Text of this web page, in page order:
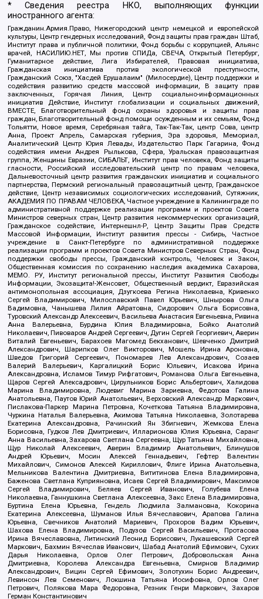
* Сведения реестра НКО, выполняющих функции
иностранного агента:
Гражданин.Армия.Право, Нижегородский центр немецкой и европейской
культуры, Центр гендерных исследований, Фонд защиты прав граждан Штаб,
Институт права и публичной политики, Фонд борьбы с коррупцией, Альянс
врачей, НАСИЛИЮ.НЕТ, Мы против СПИДа, СВЕЧА, Открытый Петербург,
Гуманитарное действие, Лига Избирателей, Правовая инициатива,
Гражданская инициатива против экологической преступности,
Гражданский Союз, "Хасдей Ерушалаим" (Милосердие), Центр поддержки и
содействия развитию средств массовой информации, В защиту прав
заключенных, Горячая Линия, Центр социально-информационных
инициатив Действие, Институт глобализации и социальных движений,
ВМЕСТЕ, Благотворительный фонд охраны здоровья и защиты прав
граждан, Благотворительный фонд помощи осужденным и их семьям, Фонд
Тольятти, Новое время, Серебряная тайга, Так-Так-Так, центр Сова, центр
Анна, Проект Апрель, Самарская губерния, Эра здоровья, Мемориал,
Аналитический Центр Юрия Левады, Издательство Парк Гагарина, Фонд
содействия имени Андрея Рылькова, Сфера, Уральская правозащитная
группа, Женщины Евразии, СИБАЛЬТ, Институт прав человека, Фонд защиты
гласности, Российский исследовательский центр по правам человека,
Дальневосточный центр развития гражданских инициатив и социального
партнерства, Пермский региональный правозащитный центр, Гражданское
действие, Центр независимых социологических исследований, Сутяжник,
АКАДЕМИЯ ПО ПРАВАМ ЧЕЛОВЕКА, Частное учреждение в Калининграде по
административной поддержке реализации программ и проектов Совета
Министров северных стран, Центр развития некоммерческих организаций,
Гражданское содействие, Интернешнл-Р, Центр Защиты Прав Средств
Массовой Информации, Институт развития прессы - Сибирь, Частное
учреждение в Санкт-Петербурге по административной поддержке
реализации программ и проектов Совета Министров Северных Стран, Фонд
поддержки свободы прессы, Гражданский контроль, Человек и Закон,
Общественная комиссия по сохранению наследия академика Сахарова,
МЕМО. РУ, Институт региональной прессы, Институт Развития Свободы
Информации, Экозащита!-Женсовет, Общественный вердикт, Евразийская
антимонопольная ассоциация, Дзугкоева Регина Николаевна, Кривенко
Сергей Владимирович, Милославский Павел Юрьевич, Шнырова Ольга
Вадимовна, Чанышева Лилия Айратовна, Сидорович Ольга Борисовна,
Туровский Александр Алексеевич, Васильева Анастасия Евгеньевна, Ривина
Анна Валерьевна, Бурдина Юлия Владимировна, Бойко Анатолий
Николаевич, Пивоваров Андрей Сергеевич, Дугин Сергей Георгиевич, Аверин
Виталий Евгеньевич, Барахоев Магомед Бекханович, Шевченко Дмитрий
Александрович, Шарипков Олег Викторович, Мошель Ирина Ароновна,
Шведов Григорий Сергеевич, Пономарев Лев Александрович, Созаев
Валерий Валерьевич, Каргалицкий Борис Юльевич, Исакова Ирина
Александровна, Исламов Тимур Рифгатович, Романова Ольга Евгеньевна,
Щаров Сергей Алексадрович, Цирульников Борис Альбертович, Халидова
Марина Владимировна, Людевиг Марина Зариевна, Федотова Галина
Анатольевна, Паутов Юрий Анатольевич, Верховский Александр Маркович,
Пислакова-Паркер Марина Петровна, Кочеткова Татьяна Владимировна,
Чуркина Наталья Валерьевна, Акимова Татьяна Николаевна, Золотарева
Екатерина Александровна, Рачинский Ян Збигневич, Жемкова Елена
Борисовна, Гудков Лев Дмитриевич, Илларионова Юлия Юрьевна, Саранг
Анна Васильевна, Захарова Светлана Сергеевна, Щур Татьяна Михайловна,
Щур Николай Алексеевич, Аверин Владимир Анатольевич, Блинушов
Андрей Юрьевич, Мосин Алексей Геннадьевич, Гефтер Валентин
Михайлович, Симонов Алексей Кириллович, Флиге Ирина Анатольевна,
Мельникова Валентина Дмитриевна, Вититинова Елена Владимировна,
Баженова Светлана Куприяновна, Исаев Сергей Владимирович, Максимов
Сергей Владимирович, Беляев Сергей Иванович, Голубева Елена
Николаевна, Ганнушкина Светлана Алексеевна, Закс Елена Владимировна,
Буртина Елена Юрьевна, Гендель Людмила Залмановна, Кокорина
Екатерина Алексеевна, Шуманов Илья Вячеславович, Арапова Галина
Юрьевна, Свечников Анатолий Мариевич, Прохоров Вадим Юрьевич,
Шахова Елена Владимировна, Подузов Сергей Васильевич, Протасова
Ирина Вячеславовна, Литинский Леонид Борисович, Лукашевский Сергей
Маркович, Бахмин Вячеслав Иванович, Шабад Анатолий Ефимович, Сухих
Дарья Николаевна, Орлов Олег Петрович, Добровольская Анна
Дмитриевна, Королева Александра Евгеньевна, Смирнов Владимир
Александрович, Вицин Сергей Ефимович, Золотухин Борис Андреевич,
Левинсон Лев Семенович, Локшина Татьяна Иосифовна, Орлов Олег
Петрович, Полякова Мара Федоровна, Резник Генри Маркович, Захаров
Герман Константинович